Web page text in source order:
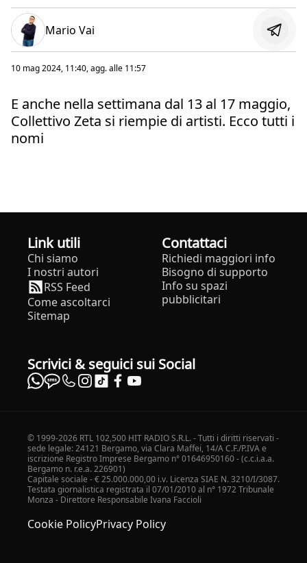
Mario Vai
10 mag 2024, 11:40, agg. alle 11:57
E anche nella settimana dal 13 al 17 maggio,
Collettivo Zeta si riempie di artisti. Ecco tutti i
nomi
Link utili
Chi siamo
I nostri autori
RSS Feed
Come ascoltarci
Sitemap
Contattaci
Richiedi maggiori info
Bisogno di supporto
Info su spazi
pubblicitari
Scrivici & seguici sui Social
© 1999-2026 RTL 102,500 HIT RADIO S.R.L. - Tutti i diritti riservati -
sede legale: 24121 Bergamo, via Clara Maffei, 14/A C.F./P.IVA e
iscrizione Registro Imprese Bergamo n° 01646950160 - (c.c.i.a.a.
Bergamo n. r.e.a. 226901)
Capitale sociale - € 25.000.000,00 i.v. Licenza SIAE N. 3210/I/3087.
Testata giornalistica registrata il 07/01/2010 al n° 1972 Tribunale
Monza - Direttore Responsabile Ivana Faccioli
Cookie PolicyPrivacy Policy